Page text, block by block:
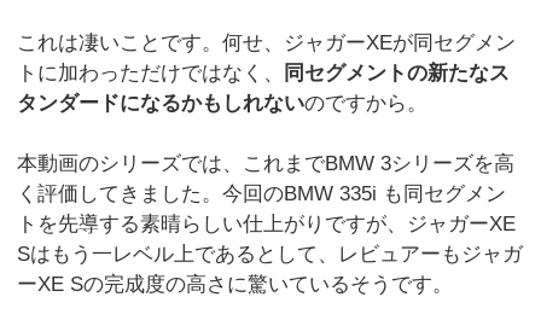
これは凄いことです。何せ、ジャガーXEが同セグメン
トに加わっただけではなく、
同セグメントの新たなス
タンダードになるかもしれないのですから。
本動画のシリーズでは、これまでBMW 3シリーズを高
く評価してきました。今回のBMW 335i も同セグメン
トを先導する素晴らしい仕上がりですが、ジャガーXE
Sはもう一レベル上であるとして、レビュアーもジャガ
ーXE Sの完成度の高さに驚いているそうです。